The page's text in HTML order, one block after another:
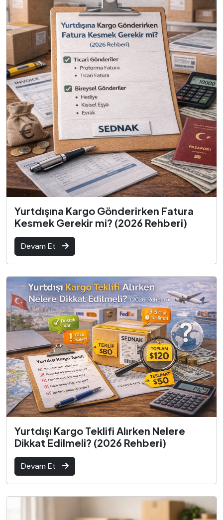
Yurtdışına Kargo Gönderirken Fatura
Kesmek Gerekir mi? (2026 Rehberi)
Devam Et
Yurtdışı Kargo Teklifi Alırken Nelere
Dikkat Edilmeli? (2026 Rehberi)
Devam Et